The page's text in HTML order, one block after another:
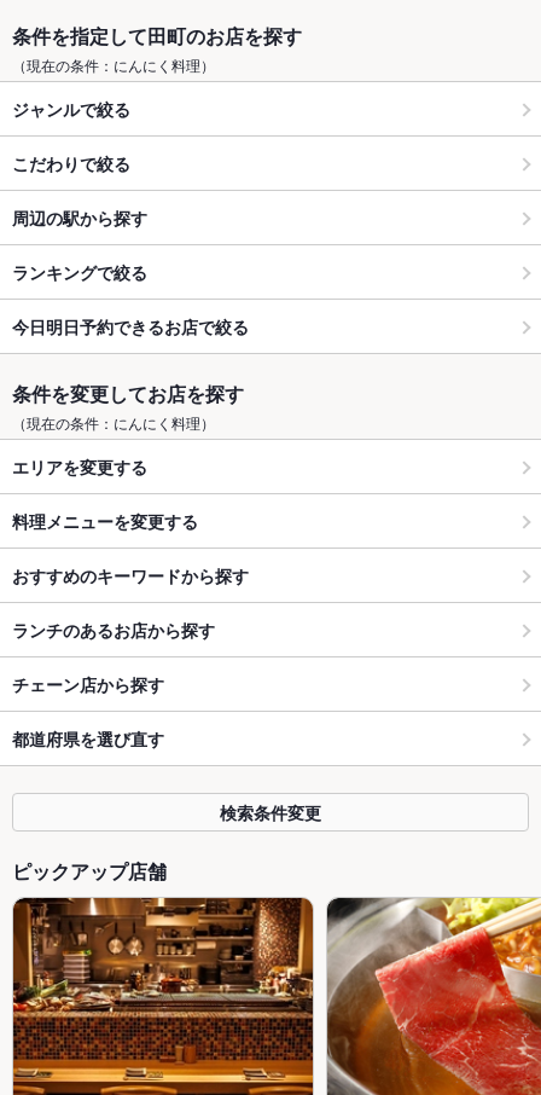
条件を指定して田町のお店を探す
（現在の条件：にんにく料理）
ジャンルで絞る
こだわりで絞る
周辺の駅から探す
ランキングで絞る
今日明日予約できるお店で絞る
条件を変更してお店を探す
（現在の条件：にんにく料理）
エリアを変更する
料理メニューを変更する
おすすめのキーワードから探す
ランチのあるお店から探す
チェーン店から探す
都道府県を選び直す
検索条件変更
ピックアップ店舗